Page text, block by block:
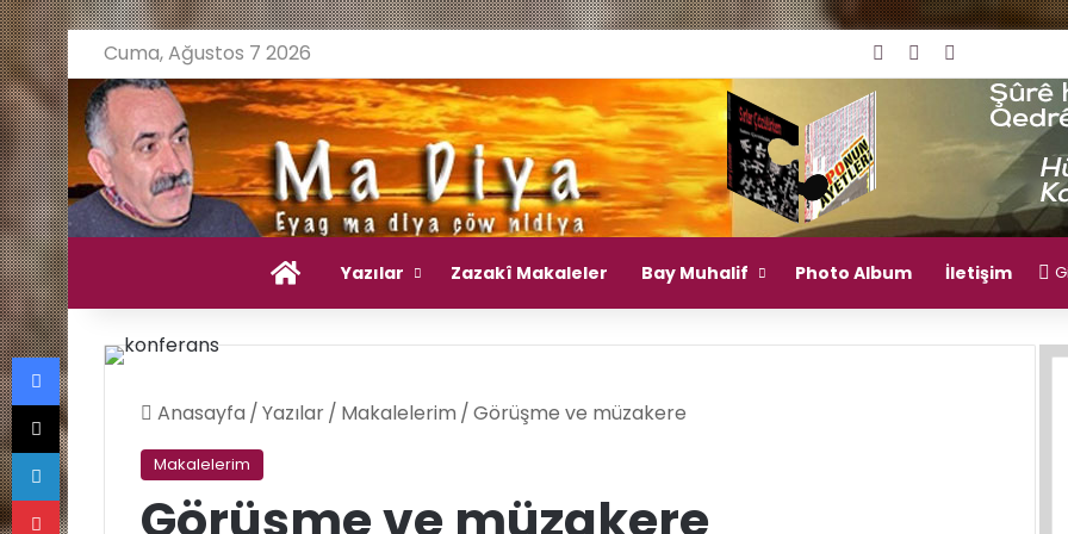
Cuma, Ağustos 7 2026 Giriş YapRastgele Makale
Ana Sayfa
Yazılar Zazakî Makaleler Bay Muhalif Photo Album İletişim
Anasayfa /Yazılar/ Makalelerim /Görüşme ve müzakere
Makalelerim
Görüşme ve müzakere
Facebook
X
LinkedIn
Pinterest